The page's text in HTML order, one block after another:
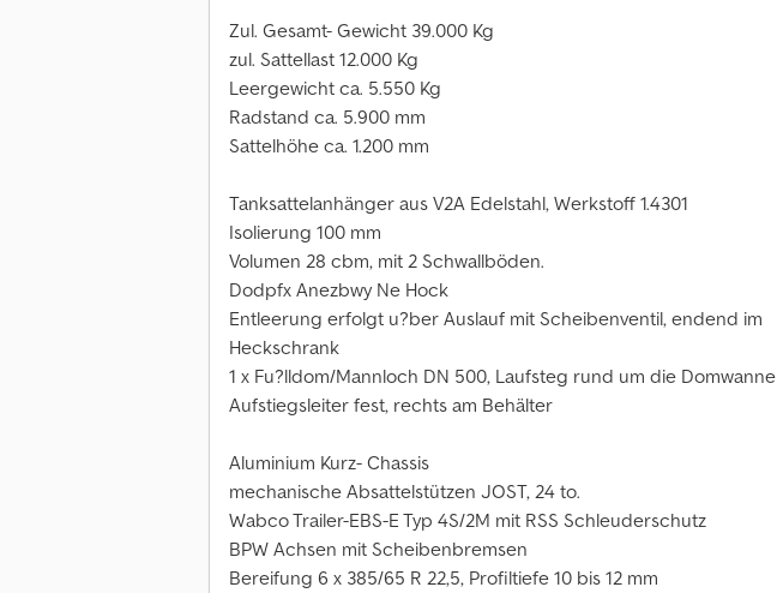
Zul. Gesamt- Gewicht 39.000 Kg
zul. Sattellast 12.000 Kg
Leergewicht ca. 5.550 Kg
Radstand ca. 5.900 mm
Sattelhöhe ca. 1.200 mm
Tanksattelanhänger aus V2A Edelstahl, Werkstoff 1.4301
Isolierung 100 mm
Volumen 28 cbm, mit 2 Schwallböden.
Dodpfx Anezbwy Ne Hock
Entleerung erfolgt u?ber Auslauf mit Scheibenventil, endend im
Heckschrank
1 x Fu?lldom/Mannloch DN 500, Laufsteg rund um die Domwanne
Aufstiegsleiter fest, rechts am Behälter
Aluminium Kurz- Chassis
mechanische Absattelstützen JOST, 24 to.
Wabco Trailer-EBS-E Typ 4S/2M mit RSS Schleuderschutz
BPW Achsen mit Scheibenbremsen
Bereifung 6 x 385/65 R 22,5, Profiltiefe 10 bis 12 mm